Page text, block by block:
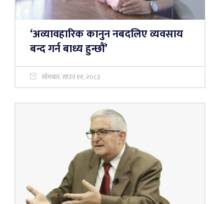
‘अव्यावहारिक कानुन नबदलिए व्यवसाय
बन्द गर्न बाध्य हुन्छौं’
सोमबार, साउन ११, २०८३